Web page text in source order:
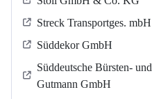
Streck Transportges. mbH
Süddekor GmbH
Süddeutsche Bürsten-
Gutmann GmbH